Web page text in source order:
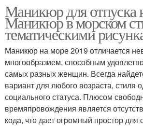
Маникюр для отпуска
Маникюр в морском
тематическими
Маникюр на море 2019 отличается
многообразием, способным
самых разных женщин. Всегда
вариант для любого возраста, стиля
социального статуса. Плюсом
времяпровождения является
кода, что дает огромный простор для